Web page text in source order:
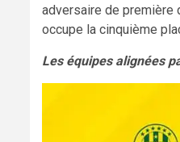
adversaire de première
occupe la cinquième
Les équipes alignées